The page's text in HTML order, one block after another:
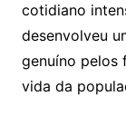
cotidiano
desenvolveu
genuíno pelos
vida da